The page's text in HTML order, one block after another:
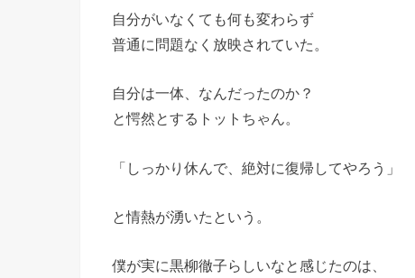
自分がいなくても何も変わらず
普通に問題なく放映されていた。
自分は一体、なんだったのか？
と愕然とするトットちゃん。
「しっかり休んで、絶対に復帰してやろう」
と情熱が湧いたという。
僕が実に黒柳徹子らしいなと感じたのは、